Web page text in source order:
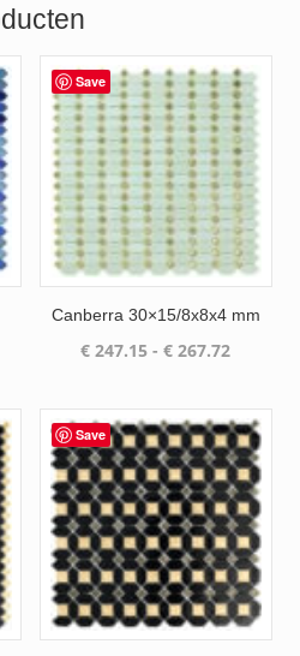
Save
Canberra 30×15/8x8x4 mm
€ 247.15 - € 267.72
€ 267.72
Save